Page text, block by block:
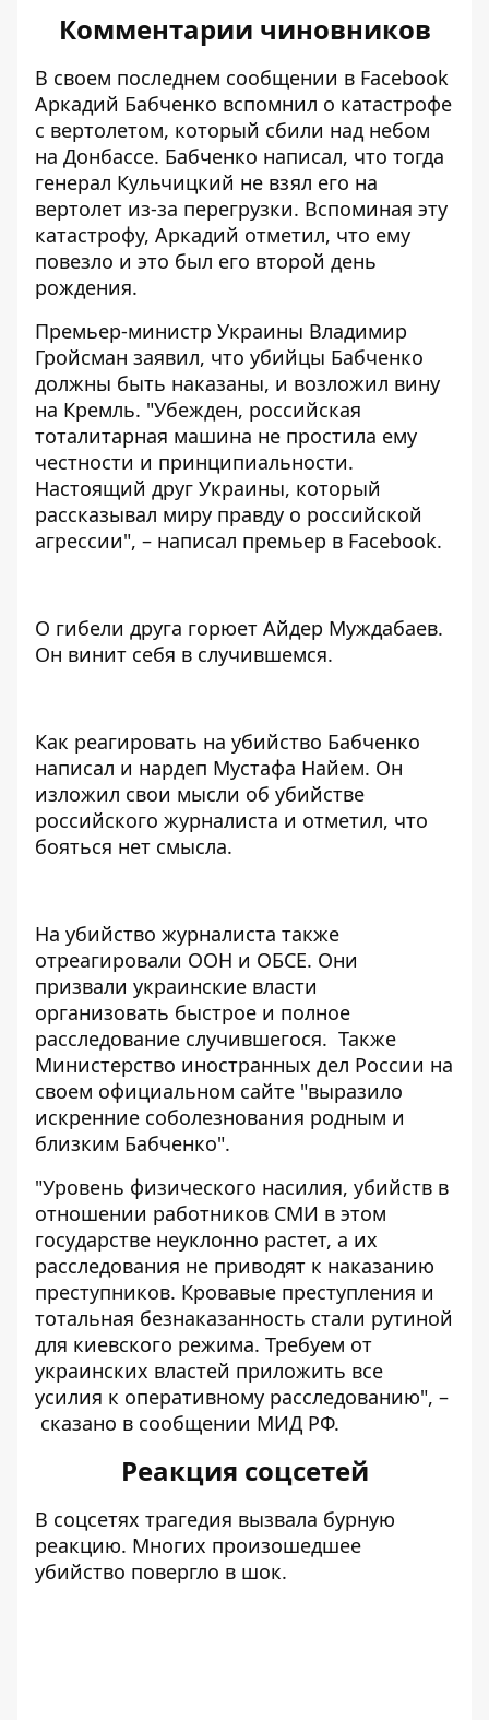
Комментарии чиновников
В своем последнем сообщении в Facebook
Аркадий Бабченко вспомнил о катастрофе
с вертолетом, который сбили над небом
на Донбассе. Бабченко написал, что тогда
генерал Кульчицкий не взял его на
вертолет из-за перегрузки. Вспоминая эту
катастрофу, Аркадий отметил, что ему
повезло и это был его второй день
рождения.
Премьер-министр Украины Владимир
Гройсман заявил, что убийцы Бабченко
должны быть наказаны, и возложил вину
на Кремль. "Убежден, российская
тоталитарная машина не простила ему
честности и принципиальности.
Настоящий друг Украины, который
рассказывал миру правду о российской
агрессии", – написал премьер в Facebook.
О гибели друга горюет Айдер Муждабаев.
Он винит себя в случившемся.
Как реагировать на убийство Бабченко
написал и нардеп Мустафа Найем. Он
изложил свои мысли об убийстве
российского журналиста и отметил, что
бояться нет смысла.
На убийство журналиста также
отреагировали ООН и ОБСЕ. Они
призвали украинские власти
организовать быстрое и полное
расследование случившегося. Также
Министерство иностранных дел России на
своем официальном сайте "выразило
искренние соболезнования родным и
близким Бабченко".
"Уровень физического насилия, убийств в
отношении работников СМИ в этом
государстве неуклонно растет, а их
расследования не приводят к наказанию
преступников. Кровавые преступления и
тотальная безнаказанность стали рутиной
для киевского режима. Требуем от
украинских властей приложить все
усилия к оперативному расследованию", –
сказано в сообщении МИД РФ.
Реакция соцсетей
В соцсетях трагедия вызвала бурную
реакцию. Многих произошедшее
убийство повергло в шок.